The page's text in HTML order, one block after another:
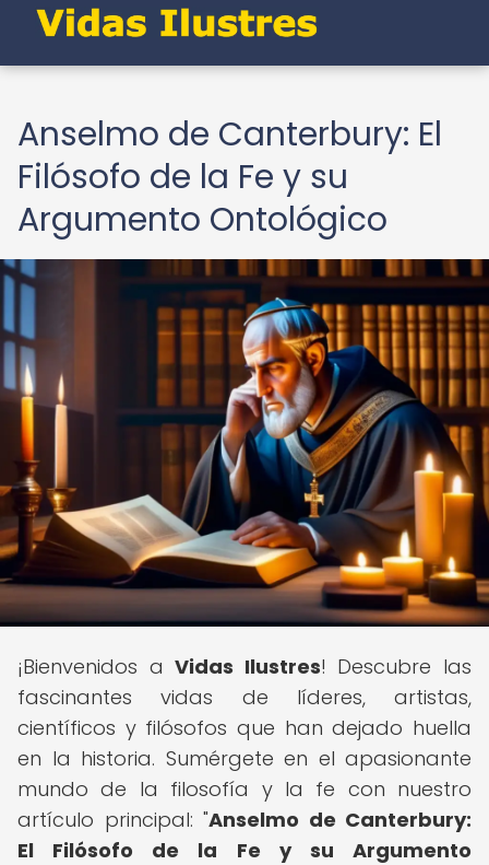
Anselmo de Canterbury: El
Filósofo de la Fe y su
Argumento Ontológico
¡Bienvenidos aVidas Ilustres! Descubre las
fascinantes vidas de líderes, artistas,
científicos y filósofos que han dejado huella
en la historia. Sumérgete en el apasionante
mundo de la filosofía y la fe con nuestro
artículo principal: "Anselmo de Canterbury:
El Filósofo de la Fe y su Argumento